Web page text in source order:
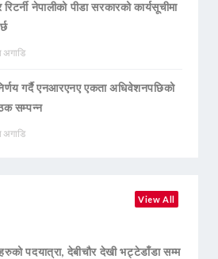
रिटर्नी नेपालीको पीडा सरकारको कार्यसूचीमा
अगाडि
गर्दै एनआरएनए एकता अधिवेशनपछिको
सम्पन्न
अगाडि
View All
पदयात्रा, देबीचौर देखी भट्टेडाँडा सम्म